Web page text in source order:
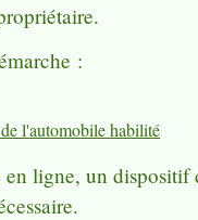
:
l'automobile habilité
ligne, un